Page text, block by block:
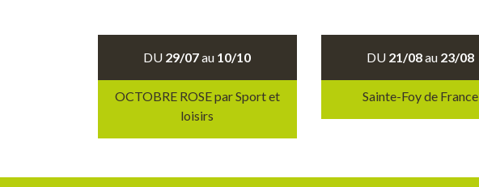
DU 29/07au 10/10
OCTOBRE ROSE par Sport et
loisirs
DU 21/08au 23/08
Sainte-Foy de France